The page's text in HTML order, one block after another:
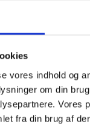
vores indhold og
om din
Vores
fra din brug af